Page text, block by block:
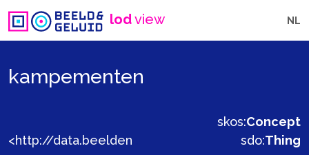
lodview NL
kampementen
skos:Concept
sdo:Thing